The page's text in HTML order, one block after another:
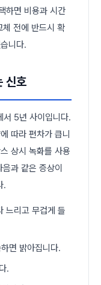
하면 비용과 시간
전에 반드시 확
니다.
신호
서 5년 사이입니다.
따라 편차가 큽니
상시 녹화를 사용
과 같은 증상이
.
느리고 무겁게 들
면 밝아집니다.
.